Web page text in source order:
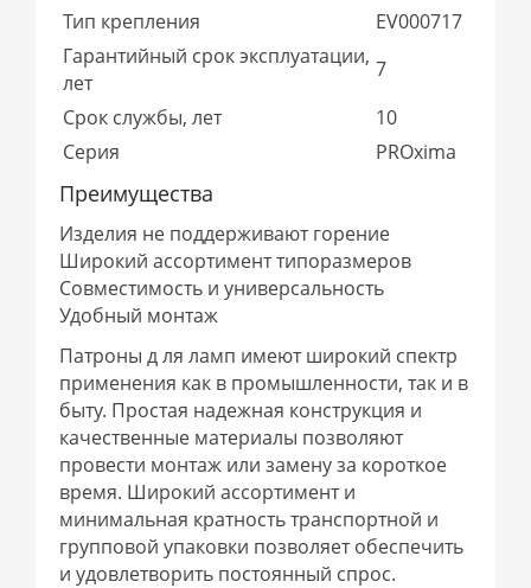
Тип крепления
EV000717
Гарантийный срок эксплуатации,
лет
7
Срок службы, лет
10
Серия
PROxima
Преимущества
Изделия не поддерживают горение
Широкий ассортимент типоразмеров
Совместимость и универсальность
Удобный монтаж
Патроны д ля ламп имеют широкий спектр
применения как в промышленности, так и в
быту. Простая надежная конструкция и
качественные материалы позволяют
провести монтаж или замену за короткое
время. Широкий ассортимент и
минимальная кратность транспортной и
групповой упаковки позволяет обеспечить
и удовлетворить постоянный спрос.